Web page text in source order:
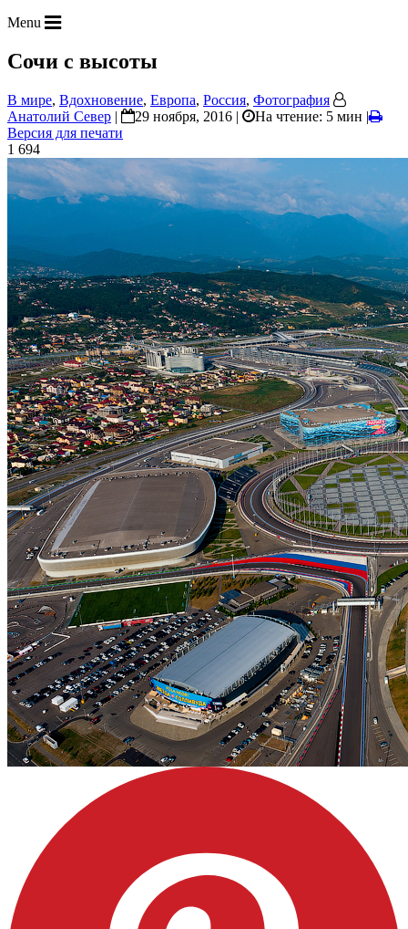
Menu
Сочи с высоты
В мире, Вдохновение, Европа, Россия, Фотография
Анатолий Север | 29 ноября, 2016 | На чтение: 5 мин |
Версия для печати
1 694